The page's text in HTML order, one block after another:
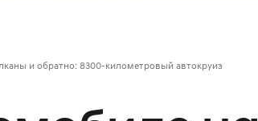
и обратно: 8300-километровый автокруиз